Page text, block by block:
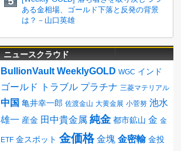
ニュースクラウド
BullionVault WeeklyGOLD WGC インド
ゴールド トラブル プラチナ 三菱マテリアル
中国 亀井幸一郎 佐渡金山 大黄金展 小菅努 池水
雄一 産金 田中貴金属 純金 都市鉱山 金 金
ETF 金スポット 金価格 金塊 金密輸 金投